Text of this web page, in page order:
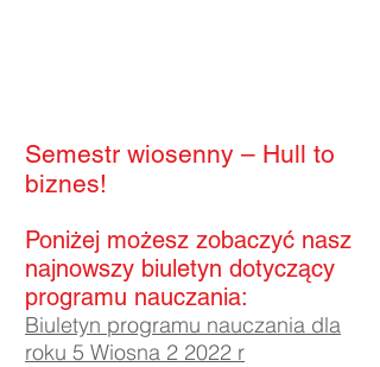
Semestr wiosenny – Hull to
biznes!
Poniżej możesz zobaczyć nasz
najnowszy biuletyn dotyczący
programu nauczania:
Biuletyn programu nauczania dla
roku 5 Wiosna 2 2022 r